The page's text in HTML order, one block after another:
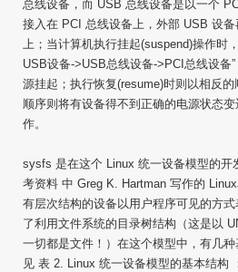
总线设备，而 USB 总线设备是以一个
接入在 PCI 总线设备上，外部 USB 设
上；当计算机执行挂起(suspend)操作时
USB设备->USB总线设备->PCI总线设备
源挂起；执行恢复(resume)时则以相反
顺序则将有设备得不到正确的电源状态
作。
sysfs 是在这个 Linux 统一设备模型的开
考资料 中 Greg K. Hartman 写作的
有层次结构的设备以用户程序可见的方
了利用文件系统的目录树结构（这是以
一切都是文件！）在这个模型中，有几
见 表 2. Linux 统一设备模型的基本结构